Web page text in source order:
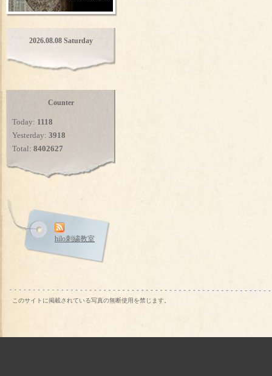
2026.08.08 Saturday
Counter
Today: 1118
Yesterday: 3918
Total: 8402627
hilo刺繍教室
このサイトに掲載されている写真の無断使用を禁じます。